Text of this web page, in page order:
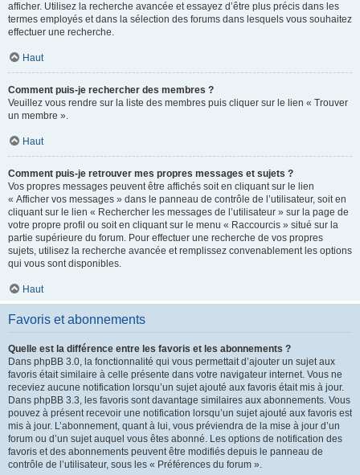
afficher. Utilisez la recherche avancée et essayez d’être plus précis dans les
termes employés et dans la sélection des forums dans lesquels vous souhaitez
effectuer une recherche.
Haut
Comment puis-je rechercher des membres ?
Veuillez vous rendre sur la liste des membres puis cliquer sur le lien « Trouver
un membre ».
Haut
Comment puis-je retrouver mes propres messages et sujets ?
Vos propres messages peuvent être affichés soit en cliquant sur le lien
« Afficher vos messages » dans le panneau de contrôle de l’utilisateur, soit en
cliquant sur le lien « Rechercher les messages de l’utilisateur » sur la page de
votre propre profil ou soit en cliquant sur le menu « Raccourcis » situé sur la
partie supérieure du forum. Pour effectuer une recherche de vos propres
sujets, utilisez la recherche avancée et remplissez convenablement les options
qui vous sont disponibles.
Haut
Favoris et abonnements
Quelle est la différence entre les favoris et les abonnements ?
Dans phpBB 3.0, la fonctionnalité qui vous permettait d’ajouter un sujet aux
favoris était similaire à celle présente dans votre navigateur internet. Vous ne
receviez aucune notification lorsqu’un sujet ajouté aux favoris était mis à jour.
Dans phpBB 3.3, les favoris sont davantage similaires aux abonnements. Vous
pouvez à présent recevoir une notification lorsqu’un sujet ajouté aux favoris est
mis à jour. L’abonnement, quant à lui, vous préviendra de la mise à jour d’un
forum ou d’un sujet auquel vous êtes abonné. Les options de notification des
favoris et des abonnements peuvent être modifiés depuis le panneau de
contrôle de l’utilisateur, sous les « Préférences du forum ».